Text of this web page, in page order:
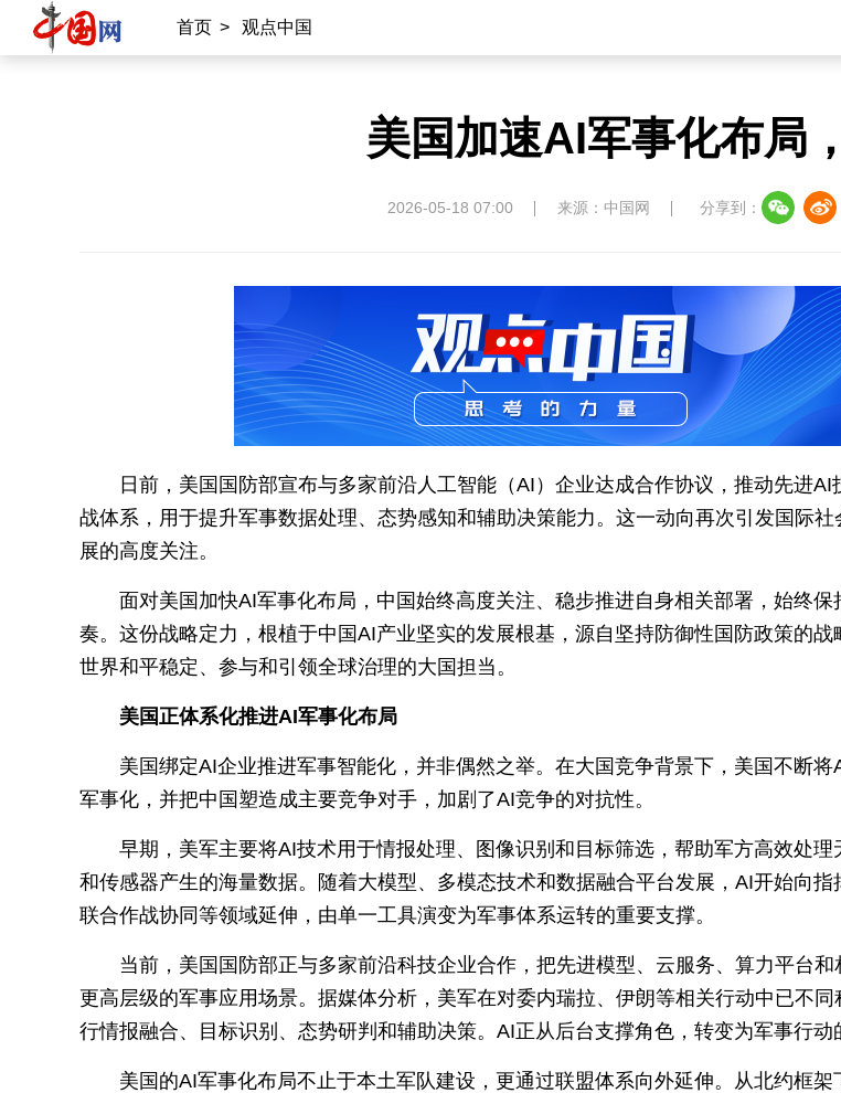
首页 > 观点中国
美国加速AI军事化布局
2026-05-18 07:00 来源：中国网 分享到：
日前，美国国防部宣布与多家前沿人工智能（AI）企业达成合作协议，推动先进AI
战体系，用于提升军事数据处理、态势感知和辅助决策能力。这一动向再次引发国际
展的高度关注。
面对美国加快AI军事化布局，中国始终高度关注、稳步推进自身相关部署，始终
奏。这份战略定力，根植于中国AI产业坚实的发展根基，源自坚持防御性国防政策的战
世界和平稳定、参与和引领全球治理的大国担当。
美国正体系化推进AI军事化布局
美国绑定AI企业推进军事智能化，并非偶然之举。在大国竞争背景下，美国不断将
军事化，并把中国塑造成主要竞争对手，加剧了AI竞争的对抗性。
早期，美军主要将AI技术用于情报处理、图像识别和目标筛选，帮助军方高效处理
和传感器产生的海量数据。随着大模型、多模态技术和数据融合平台发展，AI开始向指
联合作战协同等领域延伸，由单一工具演变为军事体系运转的重要支撑。
当前，美国国防部正与多家前沿科技企业合作，把先进模型、云服务、算力平台和
更高层级的军事应用场景。据媒体分析，美军在对委内瑞拉、伊朗等相关行动中已不
行情报融合、目标识别、态势研判和辅助决策。AI正从后台支撑角色，转变为军事行动
美国的AI军事化布局不止于本土军队建设，更通过联盟体系向外延伸。从北约框架